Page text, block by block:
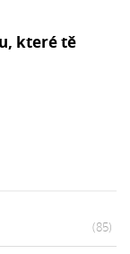
které tě
(85)